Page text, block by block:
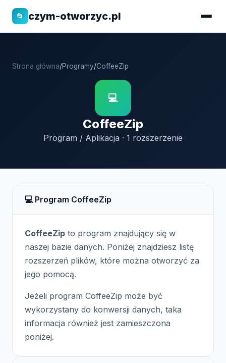
📂 czym-otworzyc.pl
Strona główna/Programy/CoffeeZip
💻
CoffeeZip
Program / Aplikacja · 1 rozszerzenie
💻 Program CoffeeZip
CoffeeZip to program znajdujący się w
naszej bazie danych. Poniżej znajdziesz listę
rozszerzeń plików, które można otworzyć za
jego pomocą.
Jeżeli program CoffeeZip może być
wykorzystany do konwersji danych, taka
informacja również jest zamieszczona
poniżej.